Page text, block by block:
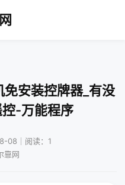
安装控牌器_有没
-万能程序
08｜阅读：1
靠网